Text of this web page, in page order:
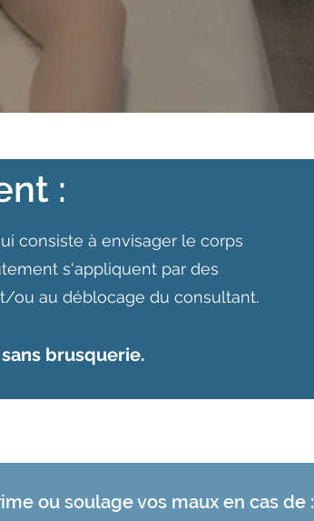
:
consiste à envisager le corps
s'appliquent par des
ou au déblocage du consultant.
brusquerie.
ou soulage vos maux en cas de :